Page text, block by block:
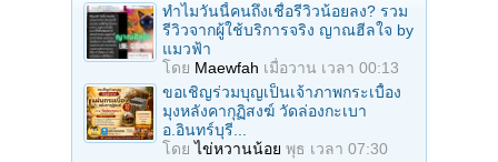
ทำไมวันนี้คนถึงเชื่อรีวิวน้อยลง? รวม
รีวิวจากผู้ใช้บริการจริง ญาณฮีลใจ by
แมวฟ้า
โดย Maewfah เมื่อวาน เวลา 00:13
ขอเชิญร่วมบุญเป็นเจ้าภาพกระเบื้อง
มุงหลังคากุฏิสงฆ์ วัดล่องกะเบา
อ.อินทร์บุรี...
โดยไข่หวานน้อย พุธ เวลา 07:30